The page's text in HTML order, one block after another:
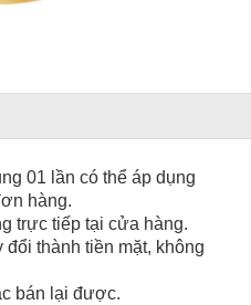
01 lần có thể áp dụng
hàng.
trực tiếp tại cửa hàng.
đổi thành tiền mặt, không
bán lại được.